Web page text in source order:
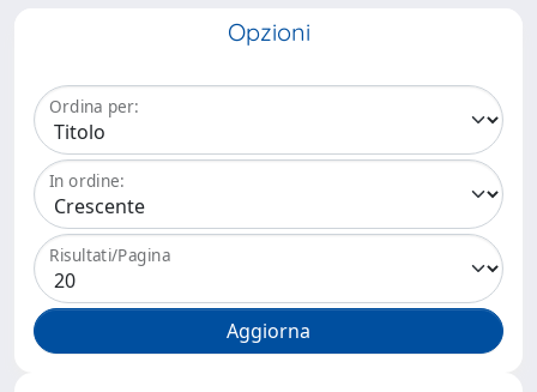
Opzioni
Ordina per:
In ordine:
Risultati/Pagina